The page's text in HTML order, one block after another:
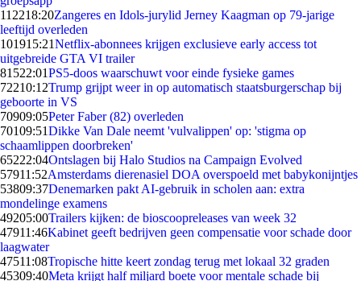
112218:20Zangeres en Idols-jurylid Jerney Kaagman op 79-jarige
leeftijd overleden
101915:21Netflix-abonnees krijgen exclusieve early access tot
uitgebreide GTA VI trailer
81522:01PS5-doos waarschuwt voor einde fysieke games
72210:12Trump grijpt weer in op automatisch staatsburgerschap bij
geboorte in VS
70909:05Peter Faber (82) overleden
70109:51Dikke Van Dale neemt 'vulvalippen' op: 'stigma op
schaamlippen doorbreken'
65222:04Ontslagen bij Halo Studios na Campaign Evolved
57911:52Amsterdams dierenasiel DOA overspoeld met babykonijntjes
53809:37Denemarken pakt AI-gebruik in scholen aan: extra
mondelinge examens
49205:00Trailers kijken: de bioscoopreleases van week 32
47911:46Kabinet geeft bedrijven geen compensatie voor schade door
laagwater
47511:08Tropische hitte keert zondag terug met lokaal 32 graden
45309:40Meta krijgt half miljard boete voor mentale schade bij